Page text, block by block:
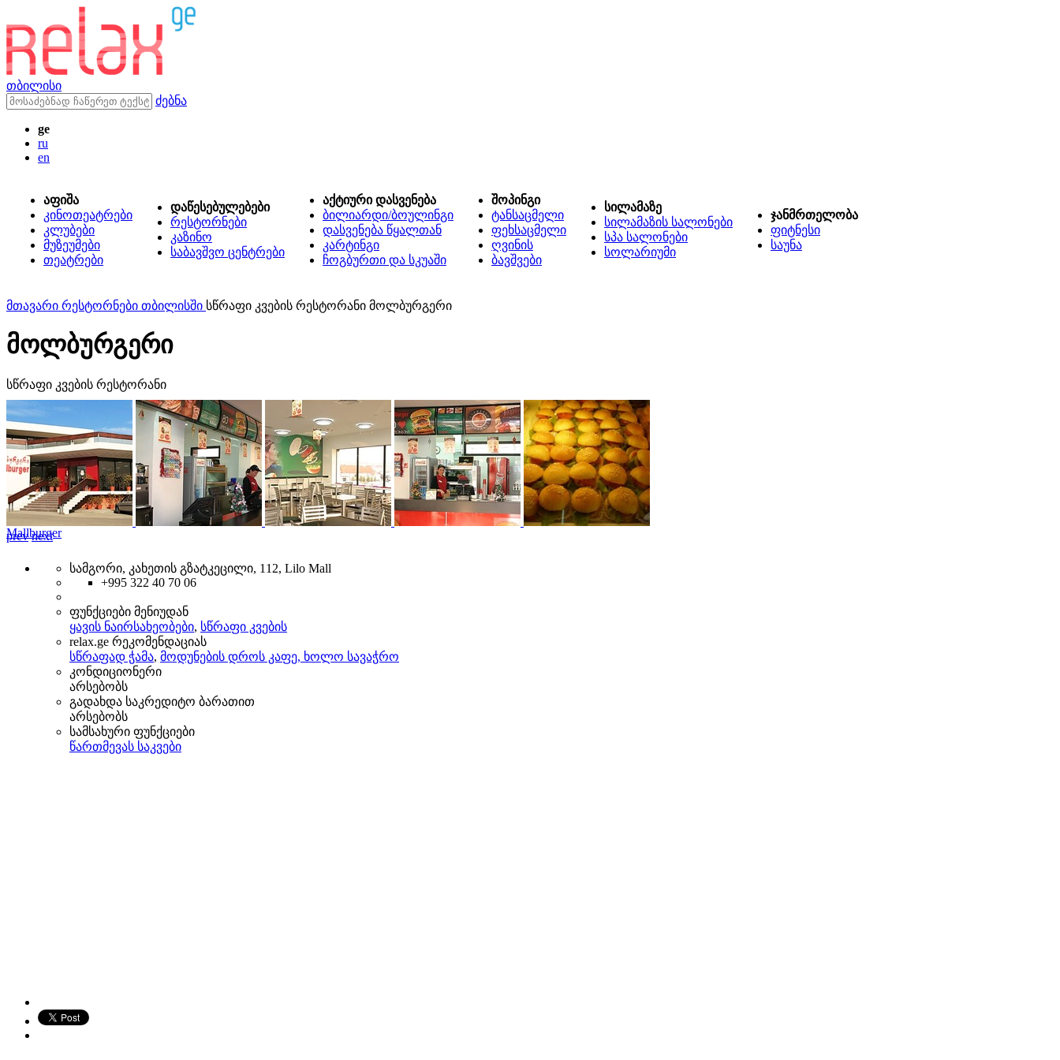
თბილისი
ძებნა
ge
ru
en
აფიშა
კინოთეატრები
კლუბები
მუზეუმები
თეატრები
დაწესებულებები
რესტორნები
კაზინო
საბავშვო ცენტრები
აქტიური დასვენება
ბილიარდი/ბოულინგი
დასვენება წყალთან
კარტინგი
ჩოგბურთი და სკუაში
შოპინგი
ტანსაცმელი
ფეხსაცმელი
ღვინის
ბავშვები
სილამაზე
სილამაზის სალონები
სპა სალონები
სოლარიუმი
ჯანმრთელობა
ფიტნესი
საუნა
მთავარი რესტორნები თბილისში სწრაფი კვების რესტორანი მოლბურგერი
მოლბურგერი
სწრაფი კვების რესტორანი
prev next
Mallburger
სამგორი, კახეთის გზატკეცილი, 112, Lilo Mall
+995 322 40 70 06
ფუნქციები მენიუდან
ყავის ნაირსახეობები, სწრაფი კვების
relax.ge რეკომენდაციას
სწრაფად ჭამა, მოდუნების დროს კაფე, ხოლო სავაჭრო
კონდიციონერი
არსებობს
გადახდა საკრედიტო ბარათით
არსებობს
სამსახური ფუნქციები
წართმევას საკვები